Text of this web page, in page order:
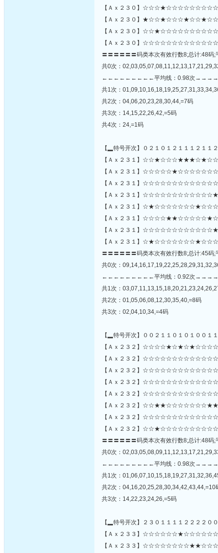
【Ａｘ２３０】
【Ａｘ２３０】
【Ａｘ２３０】
【Ａｘ２３０】
〓〓〓〓〓〓码类本次有效行数8;总计:48码
共0次：
←←←←←←←←←平均线：0.98次
共1次：
共2次：04,06,20,23,28,30,44,=7码
共3次：14,15,22,26,42,=5码
共4次：24,=1码
【▂特号开次】０２１０１２１１１２１１
【Ａｘ２３１】
【Ａｘ２３１】
【Ａｘ２３１】
【Ａｘ２３１】
【Ａｘ２３１】
【Ａｘ２３１】
【Ａｘ２３１】
【Ａｘ２３１】
〓〓〓〓〓〓码类本次有效行数8;总计:45码
共0次：
←←←←←←←←←平均线：0.92次
共1次：
共2次：01,05,06,08,12,30,35,40,=8码
共3次：02,04,10,34,=4码
【▂特号开次】００２１１０１０１００１
【Ａｘ２３２】
【Ａｘ２３２】
【Ａｘ２３２】
【Ａｘ２３２】
【Ａｘ２３２】
【Ａｘ２３２】
【Ａｘ２３２】
【Ａｘ２３２】
〓〓〓〓〓〓码类本次有效行数8;总计:48码
共0次：
←←←←←←←←←平均线：0.98次
共1次：
共2次：04,16,20,25,28,30,34,42,43,44,=10
共3次：14,22,23,24,26,=5码
【▂特号开次】２３０１１１１２２２２０
【Ａｘ２３３】
【Ａｘ２３３】